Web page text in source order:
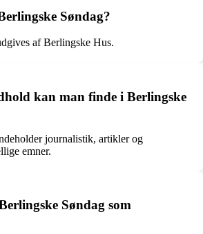
Søndag?
af Berlingske Hus.
kan man finde i Berlingske
journalistik, artikler og
emner.
Søndag som